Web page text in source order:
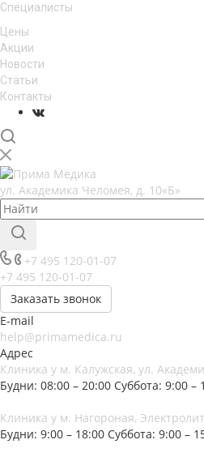
Специалисты
Цены
Акции
Новости
Статьи
Контакты
ул. Академика Челомея, д. 10«Б»
+7 495 120-01-07
+7 495 120-01-07
Заказать звонок
E-mail
help@primamedica.ru
Адрес
Клиника у м. Калужская, ул.
Будни: 08:00 – 20:00 Суббота: 9:00 –
Клиника у м. Нагороная,
Будни: 9:00 – 18:00 Суббота: 9:00 –